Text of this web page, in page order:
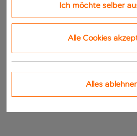
Ich möchte selber
Alle Cookies
Alles